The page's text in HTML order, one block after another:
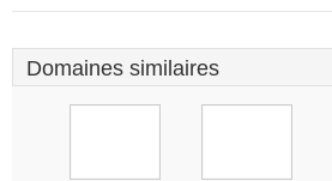
Domaines similaires